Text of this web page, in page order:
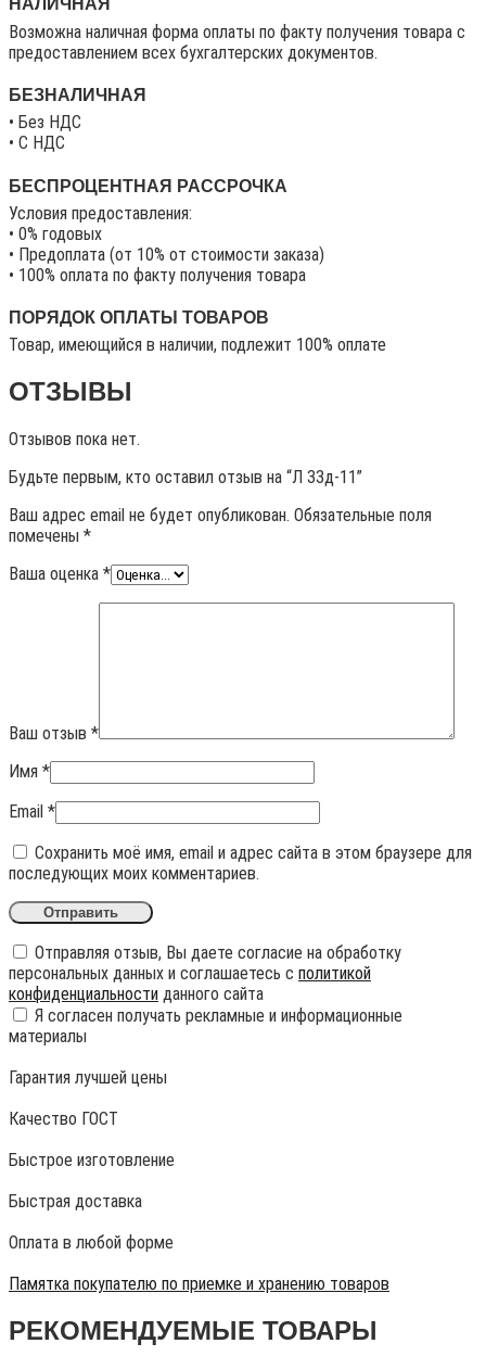
НАЛИЧНАЯ
Возможна наличная форма оплаты по факту получения товара с
предоставлением всех бухгалтерских документов.
БЕЗНАЛИЧНАЯ
• Без НДС
• C НДС
БЕСПРОЦЕНТНАЯ РАССРОЧКА
Условия предоставления:
• 0% годовых
• Предоплата (от 10% от стоимости заказа)
• 100% оплата по факту получения товара
ПОРЯДОК ОПЛАТЫ ТОВАРОВ
Товар, имеющийся в наличии, подлежит 100% оплате
ОТЗЫВЫ
Отзывов пока нет.
Будьте первым, кто оставил отзыв на “Л 33д-11”
Ваш адрес email не будет опубликован. Обязательные поля
помечены *
Ваша оценка *
Ваш отзыв *
Имя *
Email *
Сохранить моё имя, email и адрес сайта в этом браузере для
последующих моих комментариев.
Отправляя отзыв, Вы даете согласие на обработку
персональных данных и соглашаетесь с политикой
конфиденциальности данного сайта
Я согласен получать рекламные и информационные
материалы
Гарантия лучшей цены
Качество ГОСТ
Быстрое изготовление
Быстрая доставка
Оплата в любой форме
Памятка покупателю по приемке и хранению товаров
РЕКОМЕНДУЕМЫЕ ТОВАРЫ